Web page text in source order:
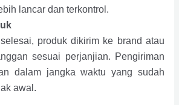
lancar dan terkontrol.
produk dikirim ke brand atau
sesuai perjanjian. Pengiriman
dalam jangka waktu yang sudah
awal.